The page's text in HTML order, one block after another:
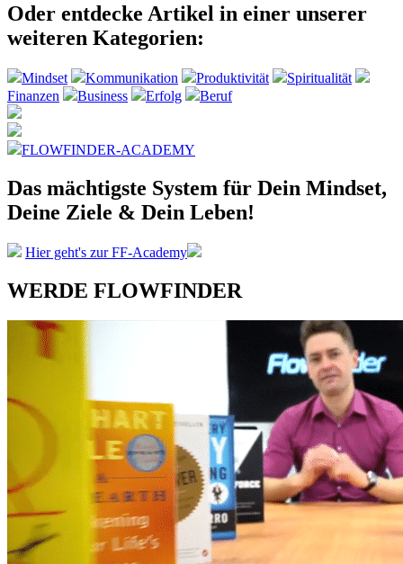
Oder entdecke Artikel in einer unserer
weiteren Kategorien:
Mindset Kommunikation Produktivität
Spiritualität
Finanzen
Business Erfolg Beruf
FLOWFINDER-ACADEMY
Das mächtigste System für Dein Mindset,
Deine Ziele & Dein Leben!
Hier geht's zur FF-Academy
WERDE FLOWFINDER